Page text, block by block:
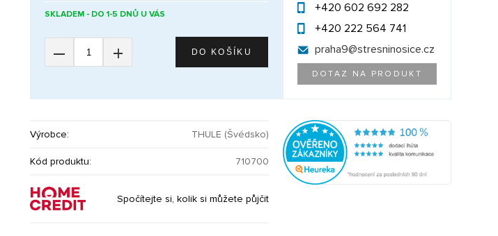
SKLADEM - DO 1-5 DNŮ U VÁS
– +
+420 602 692 282
+420 222 564 741
praha9@stresninosice.cz
DOTAZ NA PRODUKT
Výrobce: THULE (Švédsko)
Kód produktu: 710700
Spočítejte si, kolik si můžete půjčit